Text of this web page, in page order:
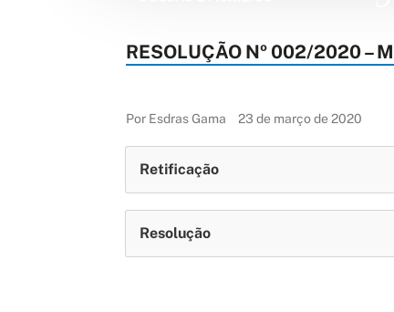
RESOLUÇÃO Nº 002/2020 –
Por Esdras Gama 23 de março de 2020
Retificação
Resolução